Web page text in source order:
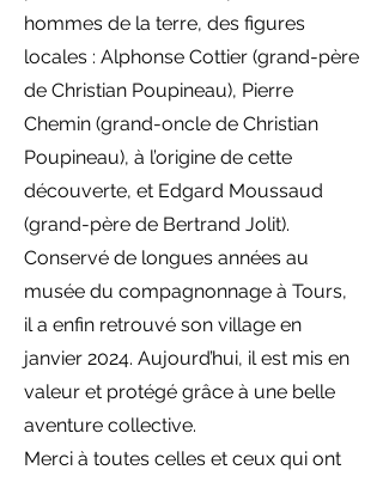
hommes de la terre, des figures
locales : Alphonse Cottier (grand-père
de Christian Poupineau), Pierre
Chemin (grand-oncle de Christian
Poupineau), à l’origine de cette
découverte, et Edgard Moussaud
(grand-père de Bertrand Jolit).
Conservé de longues années au
musée du compagnonnage à Tours,
il a enfin retrouvé son village en
janvier 2024. Aujourd’hui, il est mis en
valeur et protégé grâce à une belle
aventure collective.
Merci à toutes celles et ceux qui ont